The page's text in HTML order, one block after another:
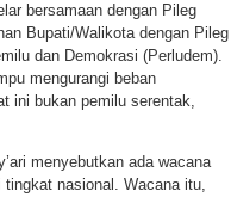
bersamaan dengan Pileg
Bupati/Walikota dengan Pileg
dan Demokrasi (Perludem).
mengurangi beban
ini bukan pemilu serentak,
menyebutkan ada wacana
nasional. Wacana itu,